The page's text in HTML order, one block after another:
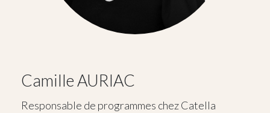
Camille AURIAC
Responsable de programmes chez Catella